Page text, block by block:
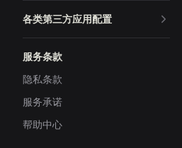
各类第三方应用配置
服务条款
隐私条款
服务承诺
帮助中心